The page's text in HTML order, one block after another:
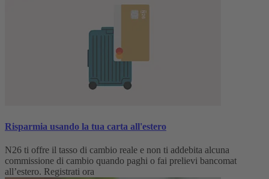
Risparmia usando la tua carta all'estero
N26 ti offre il tasso di cambio reale e non ti addebita alcuna
commissione di cambio quando paghi o fai prelievi bancomat
all’estero. Registrati ora